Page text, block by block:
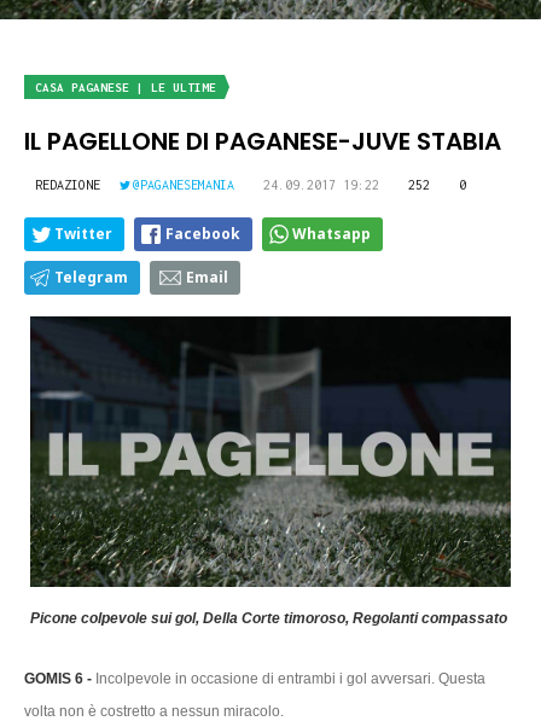
CASA PAGANESE | LE ULTIME
IL PAGELLONE DI PAGANESE-JUVE STABIA
REDAZIONE @PAGANESEMANIA 24.09.2017 19:22 252 0
Twitter Facebook Whatsapp
Telegram Email
Picone colpevole sui gol, Della Corte timoroso, Regolanti compassato
GOMIS 6 - Incolpevole in occasione di entrambi i gol avversari. Questa
volta non è costretto a nessun miracolo.